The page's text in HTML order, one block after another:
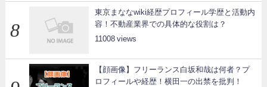
東京まななwiki経歴プロフィール学歴と活動内
容！不動産業界での具体的な役割は？
11008
【顔画像】フリーランス白坂和哉は何者？プ
ロフィールや経歴！横田一の出禁を批判！